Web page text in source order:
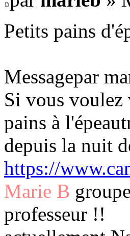
Petits pains
Messagepar
Si vous voulez
pains à
depuis la nuit
https://
Marie B
professeur !!